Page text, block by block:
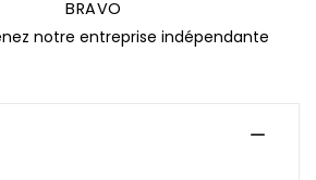
BRAVO
notre entreprise indépendante